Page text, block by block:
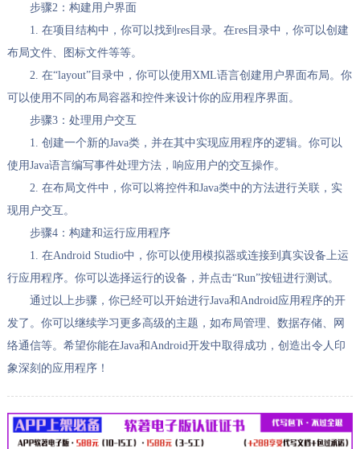
步骤2：构建用户界面
1. 在项目结构中，你可以找到res目录。在res目录中，你可以创建
布局文件、图标文件等等。
2. 在“layout”目录中，你可以使用XML语言创建用户界面布局。你
可以使用不同的布局容器和控件来设计你的应用程序界面。
步骤3：处理用户交互
1. 创建一个新的Java类，并在其中实现应用程序的逻辑。你可以
使用Java语言编写事件处理方法，响应用户的交互操作。
2. 在布局文件中，你可以将控件和Java类中的方法进行关联，实
现用户交互。
步骤4：构建和运行应用程序
1. 在Android Studio中，你可以使用模拟器或连接到真实设备上运
行应用程序。你可以选择运行的设备，并点击“Run”按钮进行测试。
通过以上步骤，你已经可以开始进行Java和Android应用程序的开
发了。你可以继续学习更多高级的主题，如布局管理、数据存储、网
络通信等。希望你能在Java和Android开发中取得成功，创造出令人印
象深刻的应用程序！